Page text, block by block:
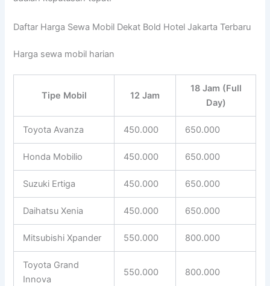
Daftar Harga Sewa Mobil Dekat Bold Hotel Jakarta Terbaru
Harga sewa mobil harian
Tipe Mobil 12 Jam
18 Jam (Full
Day)
Toyota Avanza 450.000 650.000
Honda Mobilio 450.000 650.000
Suzuki Ertiga 450.000 650.000
Daihatsu Xenia 450.000 650.000
Mitsubishi Xpander 550.000 800.000
Toyota Grand
Innova
550.000 800.000